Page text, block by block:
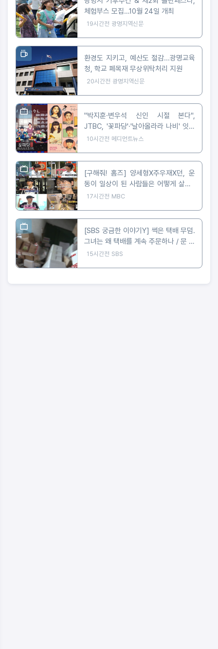
체험부스 모집…10월 24일 개최
19시간전 광명지역신문
환경도 지키고, 예산도 절감...광명교육
청, 학교 폐목재 무상위탁처리 지원
20시간전 광명지역신문
"박지훈·변우석 신인 시절 본다",
JTBC, '꽃파당'·'날아올라라 나비' 잇따
라 편성
10시간전 메디먼트뉴스
[구해줘! 홈즈] 양세형X주우재X던, 운
동이 일상이 된 사람들은 어떻게 살까?
'운동세권' 임장 특집!
17시간전 MBC
[SBS 궁금한 이야기Y] 썩은 택배 무덤.
그녀는 왜 택배를 계속 주문하나 / 문 하
나 사이의 공포 앞집 여자는 왜 우리 집
15시간전 SBS